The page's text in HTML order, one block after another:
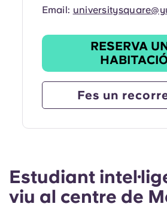
Estudiant
viu al centre de
Email:
RESERVA
HABITACIÓ
Fes un